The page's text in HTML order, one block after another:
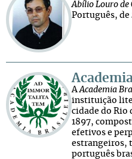
Abílio Louro de
Português, de
AAcademia
instituição
cidade do Rio
1897,
efetivos e
estrangeiros,
português